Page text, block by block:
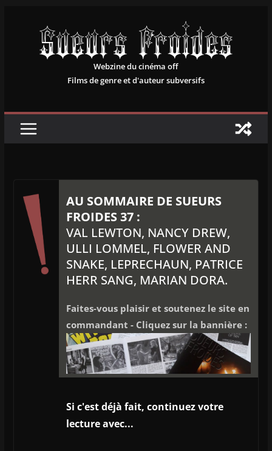
contenu
Webzine du cinéma off
Films de genre et d'auteur subversifs
AU SOMMAIRE DE SUEURS
FROIDES 37 :
VAL LEWTON, NANCY DREW,
ULLI LOMMEL, FLOWER AND
SNAKE, LEPRECHAUN, PATRICE
HERR SANG, MARIAN DORA.
Faites-vous plaisir et soutenez le site en
commandant - Cliquez sur la bannière :
Si c'est déjà fait, continuez votre
lecture avec...